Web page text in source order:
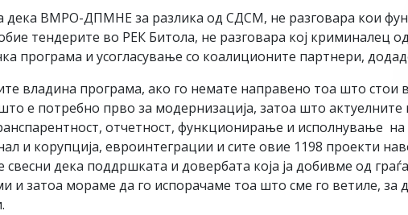
дека ВМРО-ДПМНЕ за разлика од СДСМ, не разговара кои
тендерите во РЕК Битола, не разговара кој криминалец
програма и усогласување со коалиционите партнери,
владина програма, ако го немате направено тоа што стои
е потребно прво за модернизација, затоа што
отчетност, функционирање и исполнување
и корупција, евроинтеграции и сите овие 1198 проекти
дека поддршката и довербата која ја добивме од
и затоа мораме да го испорачаме тоа што сме го ветиле,